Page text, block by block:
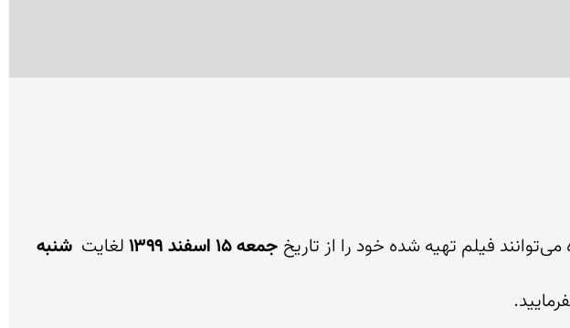
جمعه ۱۵ اسفند ۱۳۹۹ لغایت